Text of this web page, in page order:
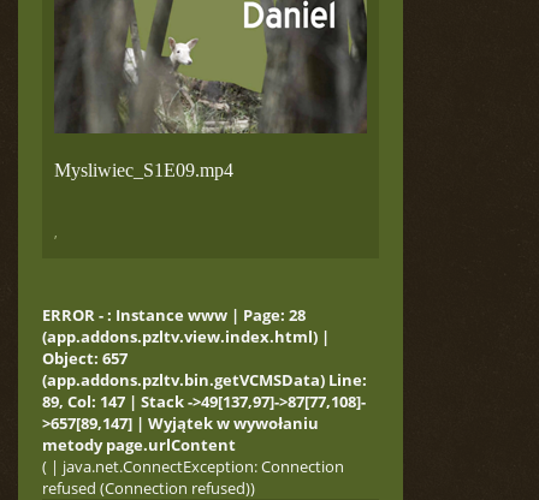
Mysliwiec_S1E09.mp4
,
ERROR - : Instance www | Page: 28
(app.addons.pzltv.view.index.html) |
Object: 657
(app.addons.pzltv.bin.getVCMSData) Line:
89, Col: 147 | Stack ->49[137,97]->87[77,108]-
>657[89,147] | Wyjątek w wywołaniu
metody page.urlContent
( | java.net.ConnectException: Connection
refused (Connection refused))